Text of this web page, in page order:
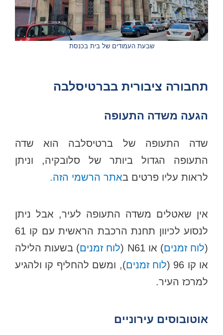
שבעת העמודים של בית בכנסת
תחבורה ציבורית בברטיסלבה
הגעה משדה התעופה
שדה התעופה של ברטיסלבה הוא שדה
התעופה הגדול ביותר של סלובקיה, וניתן
לראות עליו פרטים באתר הרשמי הזה.
אין שאטלים משדה התעופה לעיר, אבל ניתן
לנסוע לכיוון תחנת הרכבת הראשית עם קו 61
(לוח זמנים) או N61 ( לוח זמנים) בשעות הלילה
או קו 96 (
לוח זמנים), ומשם להחליף קו ולהגיע
למרכז העיר.
אוטובוסים עירוניים